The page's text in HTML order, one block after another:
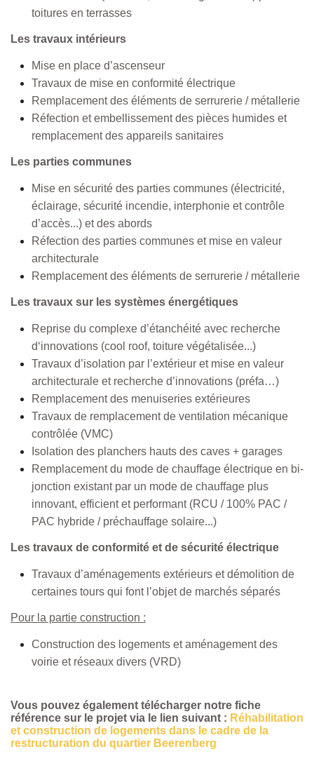
toitures en terrasses
Les travaux intérieurs
Mise en place d’ascenseur
Travaux de mise en conformité électrique
Remplacement des éléments de serrurerie / métallerie
Réfection et embellissement des pièces humides et
remplacement des appareils sanitaires
Les parties communes
Mise en sécurité des parties communes (électricité,
éclairage, sécurité incendie, interphonie et contrôle
d’accès...) et des abords
Réfection des parties communes et mise en valeur
architecturale
Remplacement des éléments de serrurerie / métallerie
Les travaux sur les systèmes énergétiques
Reprise du complexe d’étanchéité avec recherche
d‘innovations (cool roof, toiture végétalisée...)
Travaux d’isolation par l’extérieur et mise en valeur
architecturale et recherche d’innovations (préfa…)
Remplacement des menuiseries extérieures
Travaux de remplacement de ventilation mécanique
contrôlée (VMC)
Isolation des planchers hauts des caves + garages
Remplacement du mode de chauffage électrique en bi-
jonction existant par un mode de chauffage plus
innovant, efficient et performant (RCU / 100% PAC /
PAC hybride / préchauffage solaire...)
Les travaux de conformité et de sécurité électrique
Travaux d’aménagements extérieurs et démolition de
certaines tours qui font l’objet de marchés séparés
Pour la partie construction :
Construction des logements et aménagement des
voirie et réseaux divers (VRD)
Vous pouvez également télécharger notre fiche
référence sur le projet via le lien suivant : Réhabilitation
et construction de logements dans le cadre de la
restructuration du quartier Beerenberg